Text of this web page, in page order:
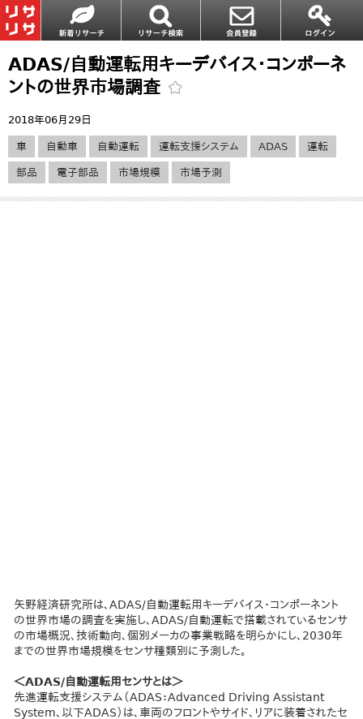
ADAS/自動運転用キーデバイス・コンポーネ
ントの世界市場調査
2018年06月29日
車 自動車 自動運転 運転支援システム ADAS 運転
部品 電子部品 市場規模 市場予測
矢野経済研究所は、ADAS/自動運転用キーデバイス・コンポーネント
の世界市場の調査を実施し、ADAS/自動運転で搭載されているセンサ
の市場概況、技術動向、個別メーカの事業戦略を明らかにし、2030年
までの世界市場規模をセンサ種類別に予測した。
＜ADAS/自動運転用センサとは＞
先進運転支援システム（ADAS：Advanced Driving Assistant
System、以下ADAS）は、車両のフロントやサイド、リアに装着されたセ